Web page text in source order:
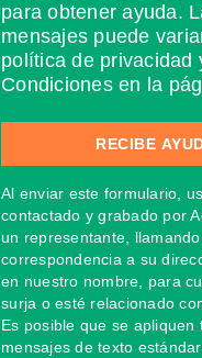
para obtener ayuda.
mensajes puede
política de privacidad
Condiciones en la
Al enviar este formulario,
contactado y grabado por
un representante,
correspondencia a su
en nuestro nombre, para
surja o esté relacionado
Es posible que se apliquen
mensajes de texto